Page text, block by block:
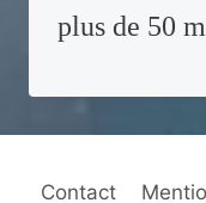
plus de 50
Contact